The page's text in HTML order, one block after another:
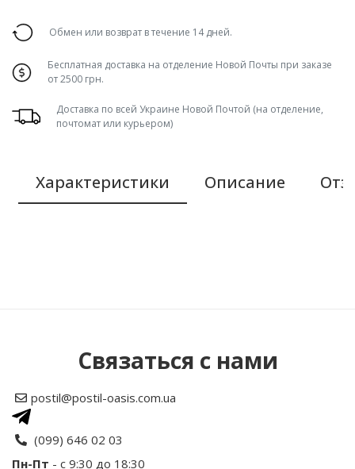
Обмен или возврат в течение 14 дней.
Бесплатная доставка на отделение Новой Почты при заказе
от 2500 грн.
Доставка по всей Украине Новой Почтой (на отделение,
почтомат или курьером)
Характеристики Описание
Размер и комплектация стандартного
Связаться с нами
postil@postil-oasis.com.ua
(099) 646 02 03
Пн-Пт - с 9:30 до 18:30